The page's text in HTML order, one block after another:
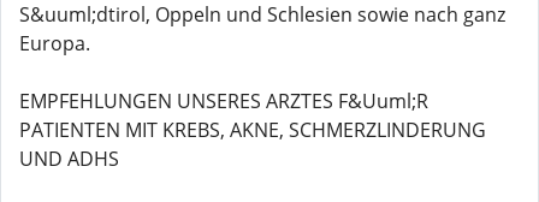
S&uuml;dtirol, Oppeln und Schlesien sowie nach ganz
Europa.
EMPFEHLUNGEN UNSERES ARZTES F&Uuml;R
PATIENTEN MIT KREBS, AKNE, SCHMERZLINDERUNG
UND ADHS